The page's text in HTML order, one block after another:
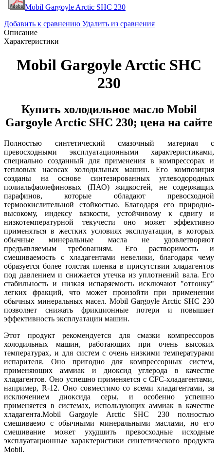
Mobil Gargoyle Arctic SHC 230
Добавить к сравнению Удалить из сравнения
Описание
Характеристики
Mobil Gargoyle Arctic SHC
230
Купить холодильное масло Mobil
Gargoyle Arctic SHC 230; цена на сайте
Полностью синтетический смазочный материал с
превосходными эксплуатационными характеристиками,
специально созданный для применения в компрессорах и
тепловых насосах холодильных машин. Его композиция
созданы на основе синтезированных углеводородных
полиальфаолефиновых (ПАО) жидкостей, не содержащих
парафинов, которые обладают превосходной
термоокислительной стойкостью. Благодаря его природно-
высокому, индексу вязкости, устойчивому к сдвигу и
низкотемпературной текучести оно может эффективно
применяться в жестких условиях эксплуатации, в которых
обычные минеральные масла не удовлетворяют
предъявляемым требованиям. Его растворимость и
смешиваемость с хладагентами невелики, благодаря чему
образуется более толстая пленка в присутствии хладагентов
под давлением и снижается утечка из уплотнений вала. Его
стабильность и низкая испаряемость исключают "отгонку"
легких фракций, что может произойти при применении
обычных минеральных масел. Mobil Gargoyle Arctic SHC 230
позволяет снижать фрикционные потери и повышает
эффективность эксплуатации машин.
Этот продукт рекомендуется для смазки компрессоров
холодильных машин, работающих при очень высоких
температурах, и для систем с очень низкими температурами
испарителя. Оно пригодно для компрессорных систем,
применяющих аммиак и диоксид углерода в качестве
хладагентов. Оно успешно применяется с CFC-хладагентами,
например, R-12. Оно совместимо со всеми хладагентами, за
исключением диоксида серы, и особенно успешно
применяется в системах, использующих аммиак в качестве
хладагента.Mobil Gargoyle Arctic SHC 230 полностью
смешиваемо с обычными минеральными маслами, но его
смешивание может ухудшить превосходные исходные
эксплуатационные характеристики синтетического продукта
Mobil.